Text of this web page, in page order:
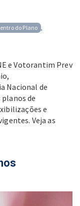
do Plano ,
e Votorantim Prev
Nacional de
de
e
Veja as